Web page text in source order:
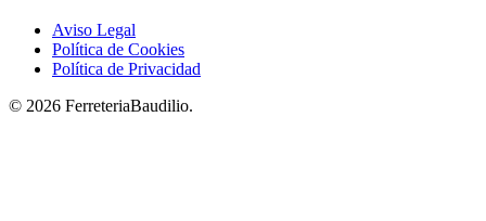
Aviso Legal
Política de Cookies
Política de Privacidad
© 2026 FerreteriaBaudilio.